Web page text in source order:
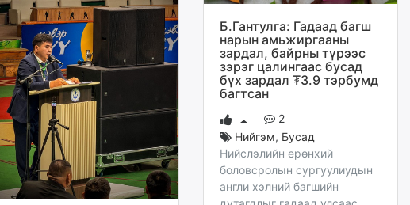
Б.Гантулга: Гадаад багш
нарын амьжиргааны
зардал, байрны түрээс
зэрэг цалингаас бусад
бүх зардал ₮3.9 тэрбумд
багтсан
2
Нийгэм, Бусад
Нийслэлийн ерөнхий
боловсролын сургуулиудын
англи хэлний багшийн